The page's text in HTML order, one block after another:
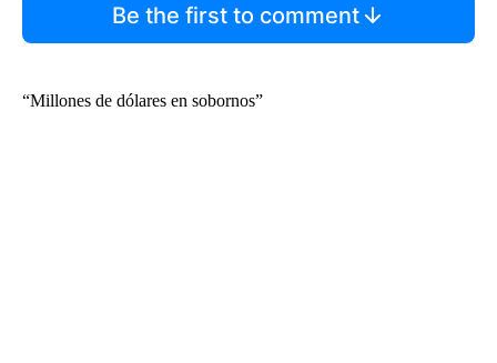
Be the first to comment
“Millones de dólares en sobornos”